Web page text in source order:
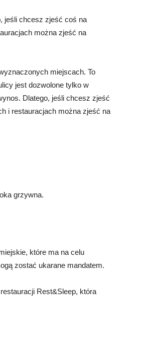
jeśli chcesz zjeść coś na
można zjeść na
miejscach. To
jest dozwolone tylko w
Dlatego, jeśli chcesz zjeść
i restauracjach można zjeść na
grzywna.
które ma na celu
zostać ukarane mandatem.
Rest&Sleep, która